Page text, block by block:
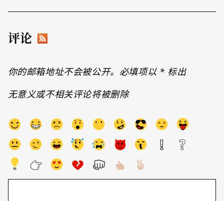
评论
你的邮箱地址不会被公开。必填项以 *标出
无意义或不相关评论将被删除